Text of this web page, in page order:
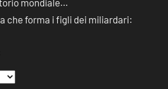
che forma i figli dei miliardari: